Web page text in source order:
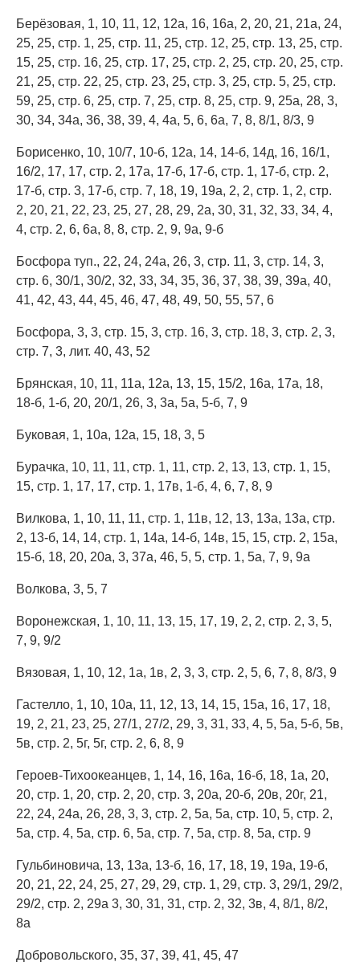
Берёзовая, 1, 10, 11, 12, 12а, 16, 16а, 2, 20, 21, 21а, 24,
25, 25, стр. 1, 25, стр. 11, 25, стр. 12, 25, стр. 13, 25, стр.
15, 25, стр. 16, 25, стр. 17, 25, стр. 2, 25, стр. 20, 25, стр.
21, 25, стр. 22, 25, стр. 23, 25, стр. 3, 25, стр. 5, 25, стр.
59, 25, стр. 6, 25, стр. 7, 25, стр. 8, 25, стр. 9, 25а, 28, 3,
30, 34, 34а, 36, 38, 39, 4, 4а, 5, 6, 6а, 7, 8, 8/1, 8/3, 9
Борисенко, 10, 10/7, 10-б, 12а, 14, 14-б, 14д, 16, 16/1,
16/2, 17, 17, стр. 2, 17а, 17-б, 17-б, стр. 1, 17-б, стр. 2,
17-б, стр. 3, 17-б, стр. 7, 18, 19, 19а, 2, 2, стр. 1, 2, стр.
2, 20, 21, 22, 23, 25, 27, 28, 29, 2а, 30, 31, 32, 33, 34, 4,
4, стр. 2, 6, 6а, 8, 8, стр. 2, 9, 9а, 9-б
Босфора туп., 22, 24, 24а, 26, 3, стр. 11, 3, стр. 14, 3,
стр. 6, 30/1, 30/2, 32, 33, 34, 35, 36, 37, 38, 39, 39а, 40,
41, 42, 43, 44, 45, 46, 47, 48, 49, 50, 55, 57, 6
Босфора, 3, 3, стр. 15, 3, стр. 16, 3, стр. 18, 3, стр. 2, 3,
стр. 7, 3, лит. 40, 43, 52
Брянская, 10, 11, 11а, 12а, 13, 15, 15/2, 16а, 17а, 18,
18-б, 1-б, 20, 20/1, 26, 3, 3а, 5а, 5-б, 7, 9
Буковая, 1, 10а, 12а, 15, 18, 3, 5
Бурачка, 10, 11, 11, стр. 1, 11, стр. 2, 13, 13, стр. 1, 15,
15, стр. 1, 17, 17, стр. 1, 17в, 1-б, 4, 6, 7, 8, 9
Вилкова, 1, 10, 11, 11, стр. 1, 11в, 12, 13, 13а, 13а, стр.
2, 13-б, 14, 14, стр. 1, 14а, 14-б, 14в, 15, 15, стр. 2, 15а,
15-б, 18, 20, 20а, 3, 37а, 46, 5, 5, стр. 1, 5а, 7, 9, 9а
Волкова, 3, 5, 7
Воронежская, 1, 10, 11, 13, 15, 17, 19, 2, 2, стр. 2, 3, 5,
7, 9, 9/2
Вязовая, 1, 10, 12, 1а, 1в, 2, 3, 3, стр. 2, 5, 6, 7, 8, 8/3, 9
Гастелло, 1, 10, 10а, 11, 12, 13, 14, 15, 15а, 16, 17, 18,
19, 2, 21, 23, 25, 27/1, 27/2, 29, 3, 31, 33, 4, 5, 5а, 5-б, 5в,
5в, стр. 2, 5г, 5г, стр. 2, 6, 8, 9
Героев-Тихоокеанцев, 1, 14, 16, 16а, 16-б, 18, 1а, 20,
20, стр. 1, 20, стр. 2, 20, стр. 3, 20а, 20-б, 20в, 20г, 21,
22, 24, 24а, 26, 28, 3, 3, стр. 2, 5а, 5а, стр. 10, 5, стр. 2,
5а, стр. 4, 5а, стр. 6, 5а, стр. 7, 5а, стр. 8, 5а, стр. 9
Гульбиновича, 13, 13а, 13-б, 16, 17, 18, 19, 19а, 19-б,
20, 21, 22, 24, 25, 27, 29, 29, стр. 1, 29, стр. 3, 29/1, 29/2,
29/2, стр. 2, 29а 3, 30, 31, 31, стр. 2, 32, 3в, 4, 8/1, 8/2,
8а
Добровольского, 35, 37, 39, 41, 45, 47